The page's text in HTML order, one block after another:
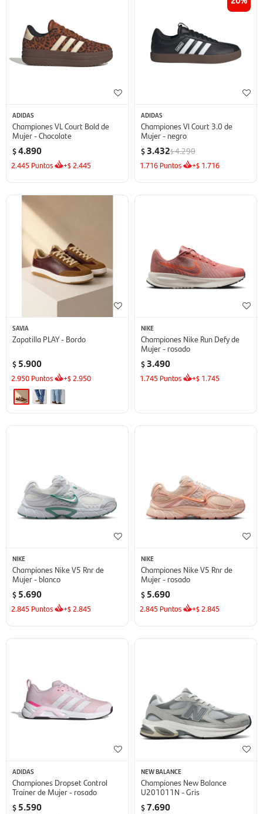
ADIDAS
Championes VL Court Bold de
Mujer - Chocolate
$4.890
2.445 Puntos +$ 2.445
ADIDAS
Championes Vl Court 3.0 de
Mujer - negro
$ 3.432$4.290
1.716 Puntos +$ 1.716
SAVIA
Zapatilla PLAY - Bordo
$ 5.900
2.950 Puntos +$ 2.950
NIKE
Championes Nike Run Defy de
Mujer - rosado
$ 3.490
1.745 Puntos +$ 1.745
NIKE
Championes Nike V5 Rnr de
Mujer - blanco
$ 5.690
2.845 Puntos +$ 2.845
NIKE
Championes Nike V5 Rnr de
Mujer - rosado
$ 5.690
2.845 Puntos +$ 2.845
ADIDAS
Championes Dropset Control
Trainer de Mujer - rosado
$ 5.590
NEW BALANCE
Championes New Balance
U201011N - Gris
$7.690